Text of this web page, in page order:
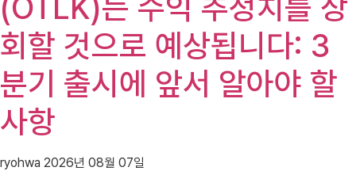
회할 것으로 예상됩니다: 3
분기 출시에 앞서 알아야 할
사항
ryohwa 2026년 08월 07일